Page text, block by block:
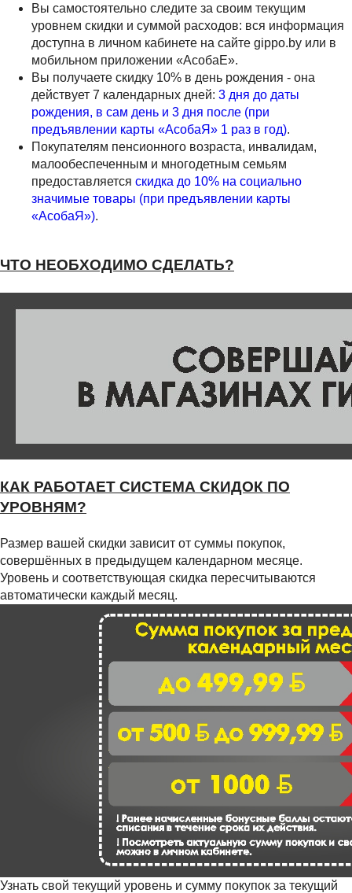
Вы самостоятельно следите за своим текущим
уровнем скидки и суммой расходов: вся информация
доступна в личном кабинете на сайте gippo.by или в
мобильном приложении «АсобаЕ».
Вы получаете скидку 10% в день рождения - она
действует 7 календарных дней: 3 дня до даты
рождения, в сам день и 3 дня после (при
предъявлении карты «АсобаЯ» 1 раз в год).
Покупателям пенсионного возраста, инвалидам,
малообеспеченным и многодетным семьям
предоставляется скидка до 10% на социально
значимые товары (при предъявлении карты
«АсобаЯ»).
ЧТО НЕОБХОДИМО СДЕЛАТЬ?
КАК РАБОТАЕТ СИСТЕМА СКИДОК ПО
УРОВНЯМ?
Размер вашей скидки зависит от суммы покупок,
совершённых в предыдущем календарном месяце.
Уровень и соответствующая скидка пересчитываются
автоматически каждый месяц.
Узнать свой текущий уровень и сумму покупок за текущий